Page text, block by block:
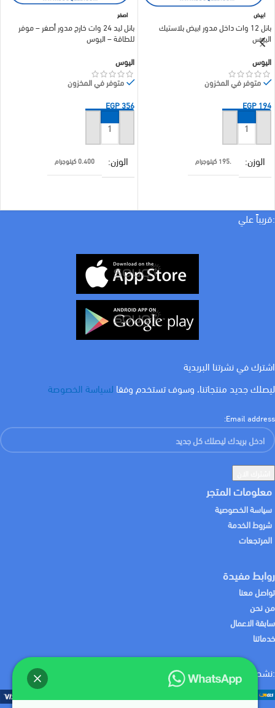
ابيض
بانل 12 وات داخل مدور ابيض بلاستيك
اليوس
اليوس
متوفر في المخزون
EGP194
إضافة إلى السلة
الوزن .195 كيلوجرام
اصفر
بانل ليد 24 وات خارج مدور أصفر – موفر
للطاقة – اليوس
اليوس
متوفر في المخزون
EGP356
إضافة إلى السلة
الوزن 0.400 كيلوجرام
WATT
24 w
:قريباً علي
اشترك في نشرتنا البريدية
ليصلك جديد منتجاتنا، وسوف تستخدم وفقا لسياسة الخصوصة
Email address:
معلومات المتجر
سياسة الخصوصية
شروط الخدمة
المرتجعات
روابط مفيدة
تواصل معنا
من نحن
سابقة الاعمال
خدماتنا
:نشحن لك منتجاتك باستخدام